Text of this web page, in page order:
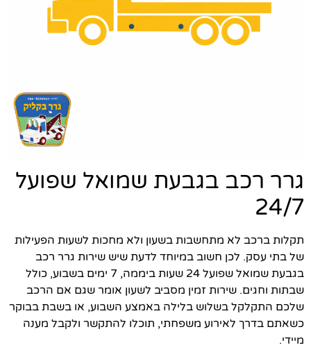
גרר רכב בגבעת שמואל שפועל
24/7
תקלות ברכב לא מתחשבות בשעון ולא מחכות לשעות הפעילות
של בתי עסק. לכן חשוב במיוחד לדעת שיש שירות גרר רכב
בגבעת שמואל שפועל 24 שעות ביממה, 7 ימים בשבוע, כולל
שבתות וחגים. שירות זמין מסביב לשעון אומר שגם אם הרכב
שלכם התקלקל בשלוש בלילה באמצע השבוע, או בשבת בבוקר
כשאתם בדרך לאירוע משפחתי, תוכלו להתקשר ולקבל מענה
מיידי.